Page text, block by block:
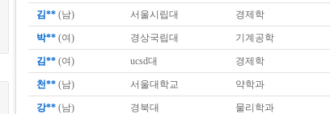
김** (남) 서울시립대 경제학
박** (여) 경상국립대 기계공학
김** (여) ucsd대 경제학
천** (남) 서울대학교 약학과
강** (남) 경북대 물리학과